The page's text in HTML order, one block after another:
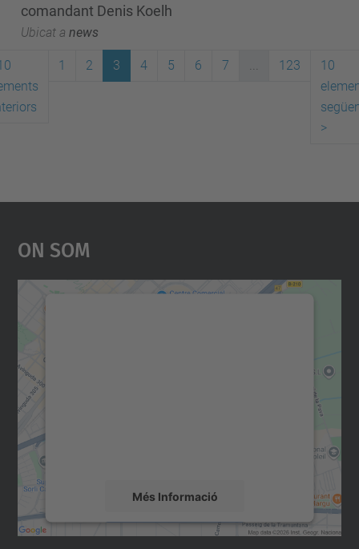
comandant Denis Koelh
Ubicat a news
1 2 3 4 5 6 7 ... 123
10
>
On Som
Més Informació
Accepta